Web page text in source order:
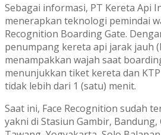
Sebagai informasi, PT Kereta Api
menerapkan teknologi pemindai
Recognition Boarding Gate.
penumpang kereta api jarak jauh
menampakkan wajah saat
menunjukkan tiket kereta dan
tidak lebih dari 1 (satu) menit.
Saat ini, Face Recognition sudah
yakni di Stasiun Gambir,